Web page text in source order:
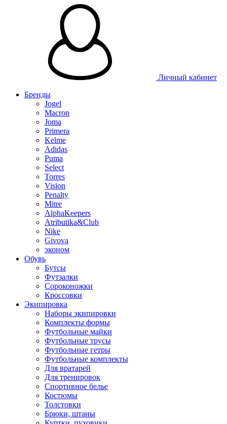
Личный кабинет
Бренды
Jogel
Macron
Joma
Primera
Kelme
Adidas
Puma
Select
Torres
Vision
Penalty
Mitre
AlphaKeepers
Atributika&Club
Nike
Givova
эконом
Обувь
Бутсы
Футзалки
Сороконожки
Кроссовки
Экипировка
Наборы экипировки
Комплекты формы
Футбольные майки
Футбольные трусы
Футбольные гетры
Футбольные комплекты
Для вратарей
Для тренировок
Спортивное белье
Костюмы
Толстовки
Брюки, штаны
Таблица размеров